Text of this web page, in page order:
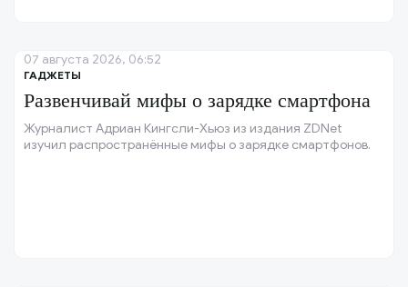
ГАДЖЕТЫ
Развенчивай мифы о зарядке смартфона
Журналист Адриан Кингсли-Хьюз из издания ZDNet
изучил распространённые мифы о зарядке смартфонов.
07 августа 2026, 06:52